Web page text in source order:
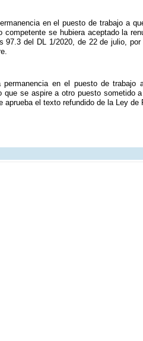
en el puesto de trabajo a
competente se hubiera aceptado la
97.3 del DL 1/2020, de 22 de julio,
en el puesto de
que se aspire a otro puesto
el texto refundido de la Ley